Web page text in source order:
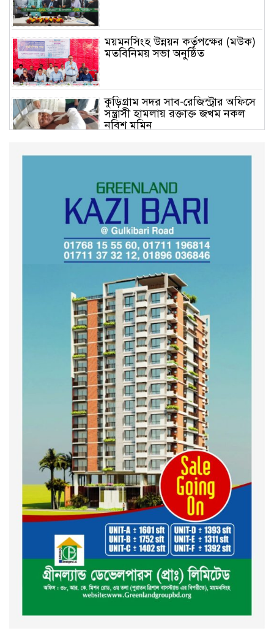
ময়মনসিংহ উন্নয়ন কর্তৃপক্ষের (মউক)
মতবিনিময় সভা অনুষ্ঠিত
কুড়িগ্রাম সদর সাব-রেজিস্ট্রার অফিসে
সন্ত্রাসী হামলায় রক্তাক্ত জখম নকল
নবিশ মমিন
অনুষ্ঠিত
কুড়িগ্রাম কৃষি বিশ্ববিদ্যালয়ের স্থায়ী
ক্যাম্পাস নির্মাণে ইউজিসির সমন্বয়
সভা অনুষ্ঠিত
শহীদদের অসম্পূর্ণ মিশন সম্পন্ন করে
তবেই আমরা তৃপ্তিভোজন করব-
মুফতি আলী হাসান উসামা
দেশ গড়তে জুলাই জাগরণ’ কর্মসূচির
অংশ হিসেবে এনসিপির জুলাই
পথসভসায়- নাসীরুদ্দীন পাটওয়ারী
ইসলামী ব্যাংক বাংলাদেশ পিলএলসি
ময়মনসিংহ শাখার গ্রাহক সমাবেশ
২০২৪ এর গণঅভ্যুত্থানের শহিদের
কবর জিয়ারত ও দোয়া করলেন
ময়মনসিংহ মহানগর জামায়াত